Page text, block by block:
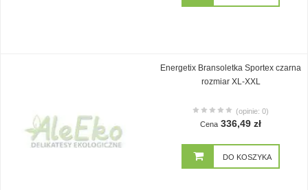
Energetix Bransoletka Sportex czarna
rozmiar XL-XXL
(opinie: 0)
Cena 336,49 zł
DO KOSZYKA